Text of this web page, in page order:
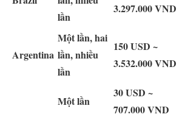
lần
3.297.000 VND
Argentina
Một lần, hai
lần, nhiều
lần
150 USD ~
3.532.000 VND
Một lần
30 USD ~
707.000 VND